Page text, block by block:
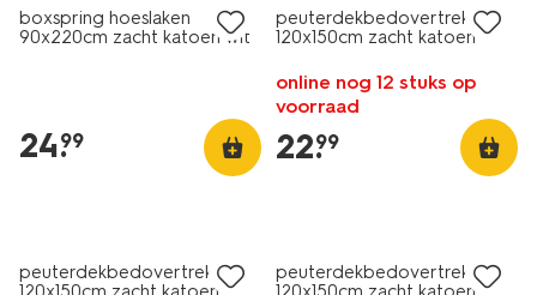
boxspring hoeslaken
90x220cm zacht katoen wit
24.
99
peuterdekbedovertrek
120x150cm zacht katoen
online nog 12 stuks op
voorraad
22.
99
peuterdekbedovertrek
peuterdekbedovertrek